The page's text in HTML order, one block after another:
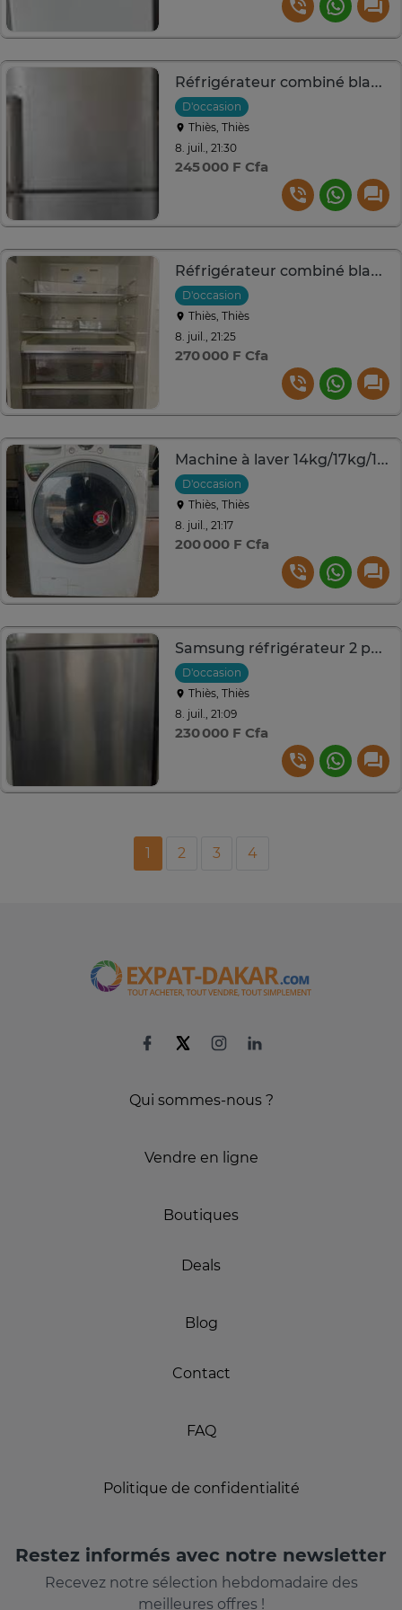
Réfrigérateur combiné blanc grande capacité avec congélateur
D'occasion
Thiès, Thiès
8. juil., 21:30
245 000 F Cfa
Réfrigérateur combiné blanc 2 portes spacieux
D'occasion
Thiès, Thiès
8. juil., 21:25
270 000 F Cfa
Machine à laver 14kg/17kg/19kg plusieurs couleurs
D'occasion
Thiès, Thiès
8. juil., 21:17
200 000 F Cfa
Samsung réfrigérateur 2 portes 550L inox grande capacité
D'occasion
Thiès, Thiès
8. juil., 21:09
230 000 F Cfa
1 2 3 4
Qui sommes-nous ?
Vendre en ligne
Boutiques
Deals
Blog
Contact
FAQ
Politique de confidentialité
Restez informés avec notre newsletter
Recevez notre sélection hebdomadaire des
meilleures offres !